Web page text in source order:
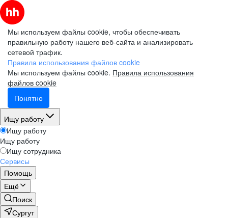
Мы используем файлы cookie, чтобы обеспечивать
правильную работу нашего веб-сайта и анализировать
сетевой трафик.
Правила использования файлов cookie
Мы используем файлы cookie. Правила использования
файлов cookie
Понятно
Ищу работу
Ищу работу
Ищу работу
Ищу сотрудника
Сервисы
Помощь
Ещё
Поиск
Сургут